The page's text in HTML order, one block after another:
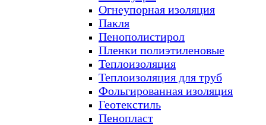
Огнеупорная изоляция
Пакля
Пенополистирол
Пленки полиэтиленовые
Теплоизоляция
Теплоизоляция для труб
Фольгированная изоляция
Геотекстиль
Пенопласт